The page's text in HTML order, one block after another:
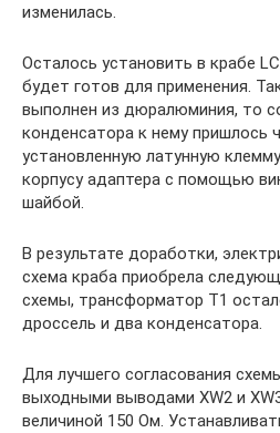
изменилась.
Осталось установить в крабе
будет готов для применения.
выполнен из дюралюминия, то
конденсатора к нему пришлось
установленную латунную
корпусу адаптера с помощью
шайбой.
В результате доработки,
схема краба приобрела
схемы, трансформатор Т1
дроссель и два конденсатора.
Для лучшего согласования
выходными выводами XW2 и
величиной 150 Ом.